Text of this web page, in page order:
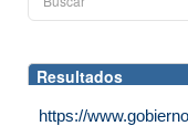
Resultados
https://